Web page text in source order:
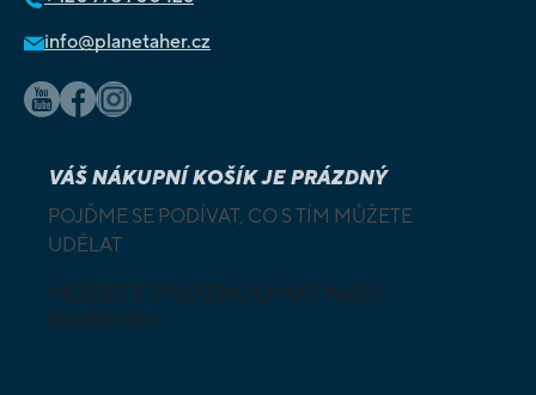
info@planetaher.cz
VÁŠ NÁKUPNÍ KOŠÍK JE PRÁZDNÝ
POJĎME SE PODÍVAT, CO S TÍM MŮŽETE
UDĚLAT
MŮŽETE PROZKOUMAT NAŠI
NABÍDKU